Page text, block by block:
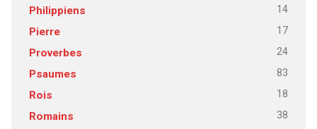
Philippiens 14
Pierre 17
Proverbes 24
Psaumes 83
Rois 18
Romains 38